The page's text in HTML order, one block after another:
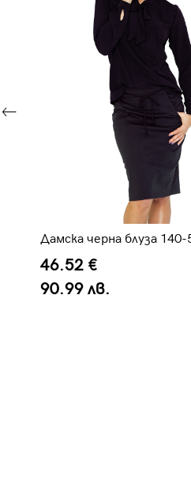
Дамска черна блуза 140-
46.52 €
90.99 лв.